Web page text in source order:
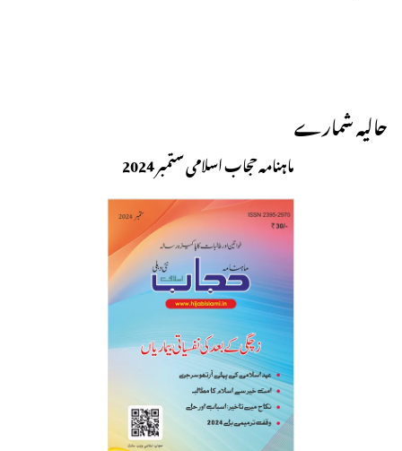
حالیہ شمارے
ماہنامہ حجاب اسلامی ستمبر 2024